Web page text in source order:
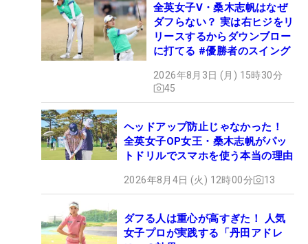
全英女子V・桑木志帆はなぜ
ダフらない？ 実は右ヒジをリ
リースするからダウンブロー
に打てる #優勝者のスイング
2026年8月3日 (月) 15時30分
45
ヘッドアップ防止じゃなかった！
全英女子OP女王・桑木志帆がパッ
トドリルでスマホを使う本当の理由
2026年8月4日 (火) 12時00分 13
ダフる人は重心が高すぎた！ 人気
女子プロが実践する「丹田アドレ